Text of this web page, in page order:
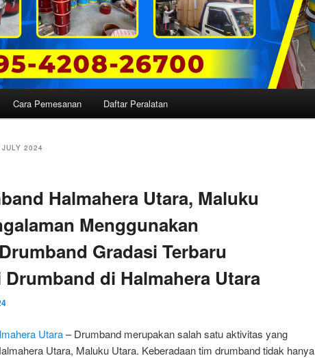
Cara Pemesanan Daftar Peralatan
JULY 2024
Halmahera Utara, Maluku
Menggunakan
Gradasi Terbaru
di Halmahera Utara
Utara– Drumband merupakan salah satu aktivitas yang
Utara, Maluku Utara. Keberadaan tim drumband tidak hanya